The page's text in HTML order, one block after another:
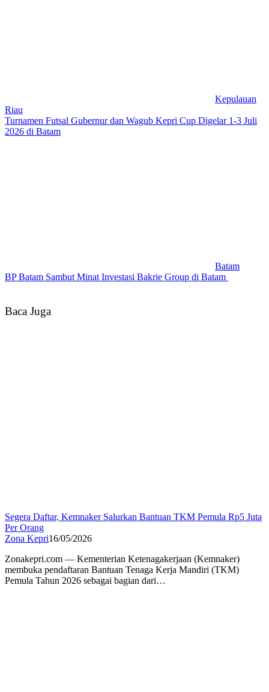
Kepulauan
Riau
Turnamen Futsal Gubernur dan Wagub Kepri Cup Digelar 1-3 Juli
2026 di Batam
Batam
BP Batam Sambut Minat Investasi Bakrie Group di Batam
Baca Juga
Segera Daftar, Kemnaker Salurkan Bantuan TKM Pemula Rp5 Juta
Per Orang
Zona Kepri16/05/2026
Zonakepri.com — Kementerian Ketenagakerjaan (Kemnaker)
membuka pendaftaran Bantuan Tenaga Kerja Mandiri (TKM)
Pemula Tahun 2026 sebagai bagian dari…